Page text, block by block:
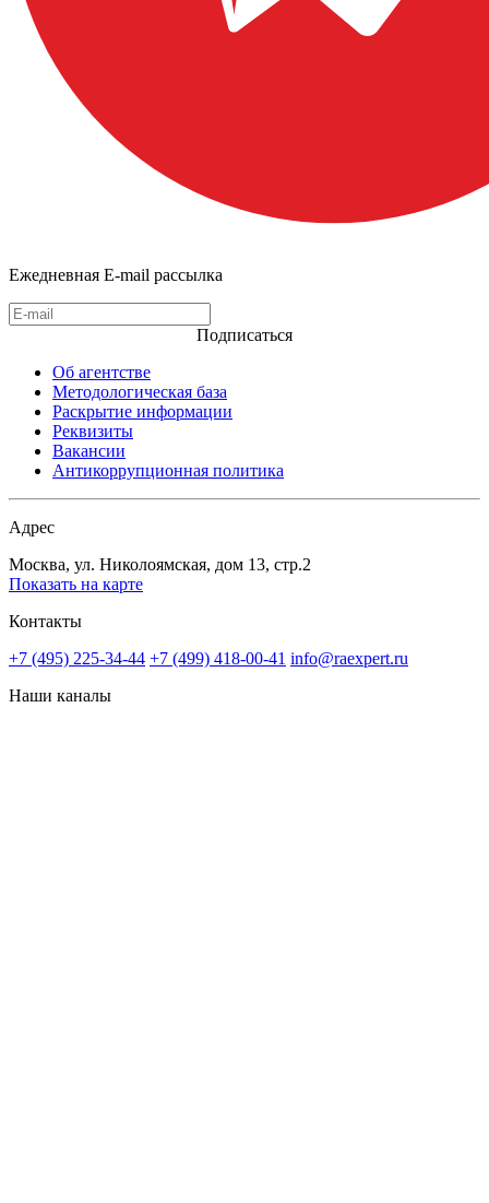
Ежедневная E-mail рассылка
Подписаться
Об агентстве
Методологическая база
Раскрытие информации
Реквизиты
Вакансии
Антикоррупционная политика
Адрес
Москва, ул. Николоямская, дом 13, стр.2
Показать на карте
Контакты
+7 (495) 225-34-44 +7 (499) 418-00-41 info@raexpert.ru
Наши каналы